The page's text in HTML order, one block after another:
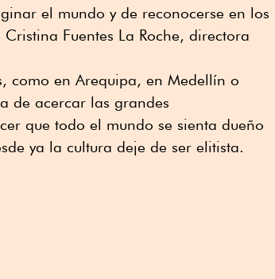
el mundo y de reconocerse en los
Fuentes La Roche, directora
como en Arequipa, en Medellín o
de acercar las grandes
que todo el mundo se sienta dueño
ya la cultura deje de ser elitista.